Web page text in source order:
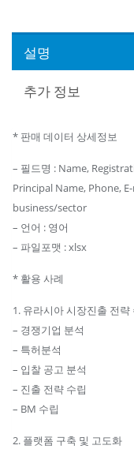
보
비
원
급
의
료
기
스
트
량
설명
추가 정보
* 판매 데이터 상세정보
– 필드명 : Name,
Principal Name, Phone,
business/sector
– 언어 : 영어
– 파일포맷 : xlsx
* 활용 사례
1. 유라시아 시장진출 전략
– 경쟁기업 분석
– 특허분석
– 입찰 공고 분석
– 진출 전략 수립
– BM 수립
2. 플랫폼 구축 및 고도화